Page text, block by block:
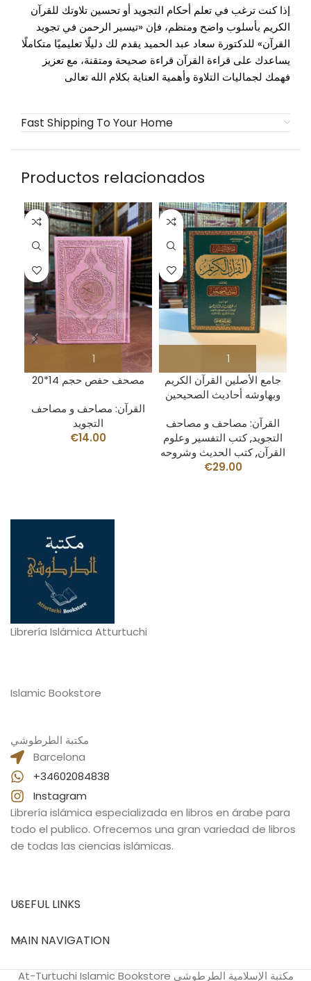
إذا كنت ترغب في تعلم أحكام التجويد أو تحسين تلاوتك للقرآن
الكريم بأسلوب واضح ومنظم، فإن «تيسير الرحمن في تجويد
القرآن» للدكتورة سعاد عبد الحميد يقدم لك دليلًا تعليميًا متكاملًا
يساعدك على قراءة القرآن قراءة صحيحة ومتقنة، مع تعزيز
فهمك لجماليات التلاوة وأهمية العناية بكلام الله تعالى
Fast Shipping To Your Home
Productos relacionados
مصحف حفص حجم 14*20
القرآن: مصاحف و مصاحف
التجويد
€14.00
جامع الأصلين القرآن الكريم
وبهاوشه أحاديث الصحيحين
القرآن: مصاحف و مصاحف
التجويد,كتب التفسير وعلوم
القرآن,كتب الحديث وشروحه
€29.00
Librería Islámica Atturtuchi
Islamic Bookstore
مكتبة الطرطوشي
Barcelona
+34602084838
Instagram
Librería islámica especializada en libros en árabe para
todo el publico. Ofrecemos una gran variedad de libros
de todas las ciencias islámicas.
USEFUL LINKS
MAIN NAVIGATION
At-Turtuchi Islamic Bookstore مكتبة الإسلامية الطرطوشي